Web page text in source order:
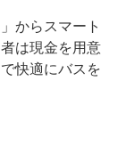
からスマート
は現金を用意
快適にバスを